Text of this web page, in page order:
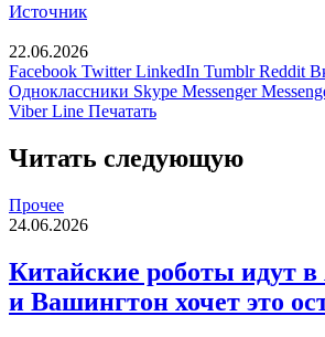
Источник
22.06.2026
Facebook Twitter LinkedIn Tumblr Reddit
Одноклассники Skype Messenger
Viber Line Печатать
Читать следующую
Прочее
24.06.2026
Китайские роботы идут
и Вашингтон хочет это